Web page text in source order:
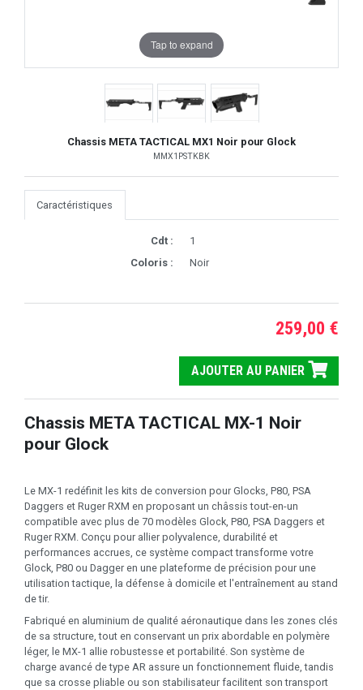
Tap to expand
Chassis META TACTICAL MX1 Noir pour Glock
MMX1PSTKBK
Caractéristiques
Cdt :
1
Coloris :
Noir
259,00 €
AJOUTER AU PANIER
Chassis META TACTICAL MX-1 Noir
pour Glock
Le MX-1 redéfinit les kits de conversion pour Glocks, P80, PSA
Daggers et Ruger RXM en proposant un châssis tout-en-un
compatible avec plus de 70 modèles Glock, P80, PSA Daggers et
Ruger RXM. Conçu pour allier polyvalence, durabilité et
performances accrues, ce système compact transforme votre
Glock, P80 ou Dagger en une plateforme de précision pour une
utilisation tactique, la défense à domicile et l'entraînement au stand
de tir.
Fabriqué en aluminium de qualité aéronautique dans les zones clés
de sa structure, tout en conservant un prix abordable en polymère
léger, le MX-1 allie robustesse et portabilité. Son système de
charge avancé de type AR assure un fonctionnement fluide, tandis
que sa crosse pliable ou son stabilisateur facilitent son transport